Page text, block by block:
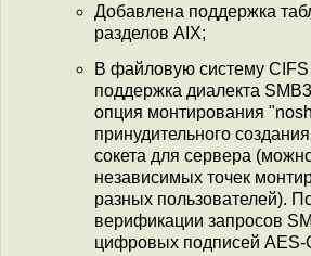
Добавлена поддержка
разделов AIX;
В файловую систему
поддержка диалекта
опция монтирования
принудительного
сокета для сервера
независимых точек
разных пользователей).
верификации запросов
цифровых подписей AES-